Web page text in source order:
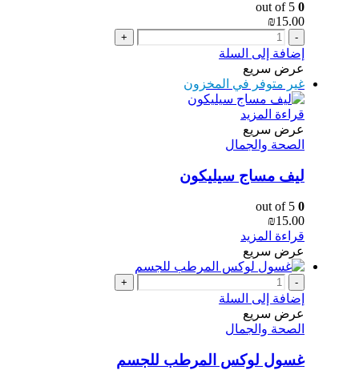
0
₪15.00
-
+
إضافة إلى السلة
عرض سريع
غير متوفر في المخزون
قراءة المزيد
عرض سريع
الصحة والجمال
ليف مساج سيليكون
0
₪15.00
قراءة المزيد
عرض سريع
-
+
إضافة إلى السلة
عرض سريع
الصحة والجمال
غسول لوكس المرطب للجسم